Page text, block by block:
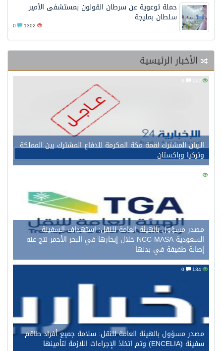
حملة توعوية عن سرطان القولون بمستشفى الأمير
سلطان بمليجة
1302
الأخبار الرئيسية
البيان المشترك لقمة مكة المكرمة للدفاع المشترك بين المملكة
وتركيا وباكستان
145
مصدر مسؤول بالهيئة العامة للنقل: استهداف السفينة
السعودية NCC MASA خلال إبحارها في البحر الأحمر نتج عنه
إصابة طفيفة في بدنها
مصدر مسؤول بالهيئة العامة للنقل: سلامة جميع أفراد طاقم
سفينة (ENCELIA) وتم اتخاذ الإجراءات اللازمة لتأمينها